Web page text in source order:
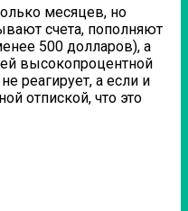
месяцев, но
счета, пополняют
500 долларов), а
высокопроцентной
реагирует, а если и
отпиской, что это